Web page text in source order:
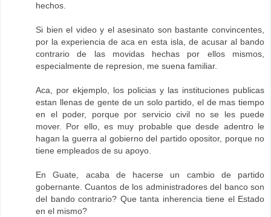
hechos.
Si bien el video y el asesinato son bastante convincentes,
por la experiencia de aca en esta isla, de acusar al bando
contrario de las movidas hechas por ellos mismos,
especialmente de represion, me suena familiar.
Aca, por ekjemplo, los policias y las instituciones publicas
estan llenas de gente de un solo partido, el de mas tiempo
en el poder, porque por servicio civil no se les puede
mover. Por ello, es muy probable que desde adentro le
hagan la guerra al gobierno del partido opositor, porque no
tiene empleados de su apoyo.
En Guate, acaba de hacerse un cambio de partido
gobernante. Cuantos de los administradores del banco son
del bando contrario? Que tanta inherencia tiene el Estado
en el mismo?